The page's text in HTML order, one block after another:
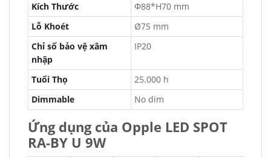
Kích Thước
Φ88*H70 mm
Lỗ Khoét
Ø75 mm
Chỉ số bảo vệ xâm
nhập
IP20
Tuổi Thọ
25.000 h
Dimmable
No dim
Ứng dụng của Opple LED SPOT
RA-BY U 9W